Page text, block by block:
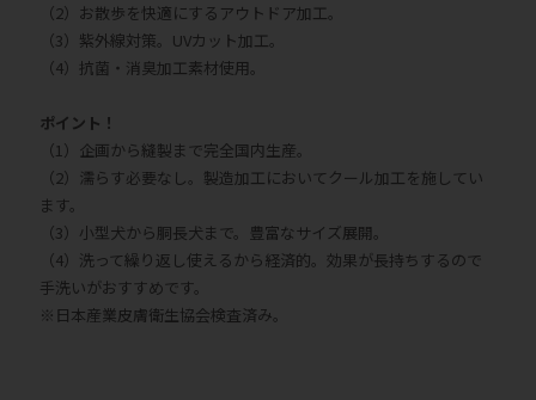
（2）お散歩を快適にするアウトドア加工。
（3）紫外線対策。UVカット加工。
（4）抗菌・消臭加工素材使用。
ポイント！
（1）企画から縫製まで完全国内生産。
（2）濡らす必要なし。製造加工においてクール加工を施してい
ます。
（3）小型犬から胴長犬まで。豊富なサイズ展開。
（4）洗って繰り返し使えるから経済的。効果が長持ちするので
手洗いがおすすめです。
※日本産業皮膚衛生協会検査済み。